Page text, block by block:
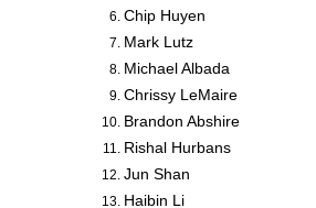
Chip Huyen
Mark Lutz
Michael Albada
Chrissy LeMaire
Brandon Abshire
Rishal Hurbans
Jun Shan
Haibin Li